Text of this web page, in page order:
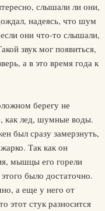
слышали ли они,
надеясь, что шум
они что-то слышали,
звук мог появиться,
а в это время года к
берегу не
как лед, шумные воды.
был сразу замерзнуть,
Так как он
мышцы его горели
было достаточно.
а еще у него от
этот стук разносится